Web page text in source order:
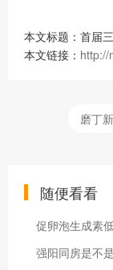
本文标题：首届
本文链接： http://
磨丁
随便看看
促卵泡生成素
强阳同房是不